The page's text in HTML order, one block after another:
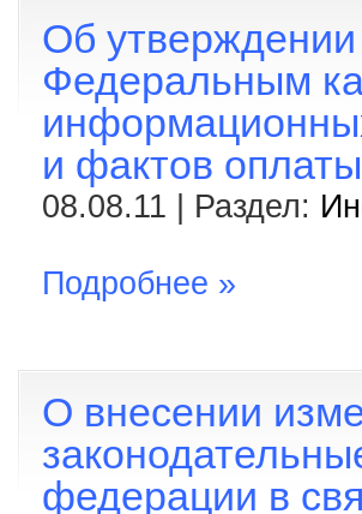
Об
Федеральным
и фактов оплаты
08.08.11 | Раздел:
Подробнее »
О внесении
федерации в